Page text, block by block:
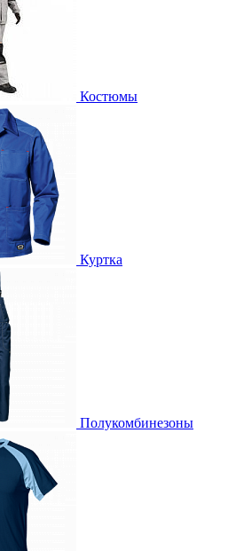
Костюмы
Куртка
Полукомбинезоны